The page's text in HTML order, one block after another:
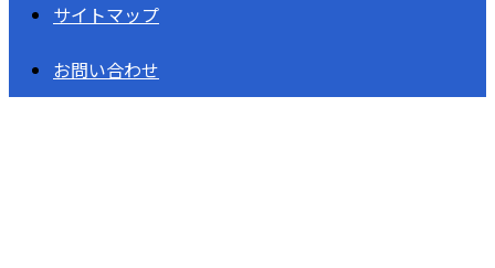
サイトマップ
お問い合わせ